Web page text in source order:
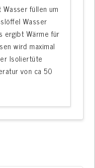
füllen um
Wasser
ergibt Wärme für
wird maximal
Isoliertüte
von ca 50